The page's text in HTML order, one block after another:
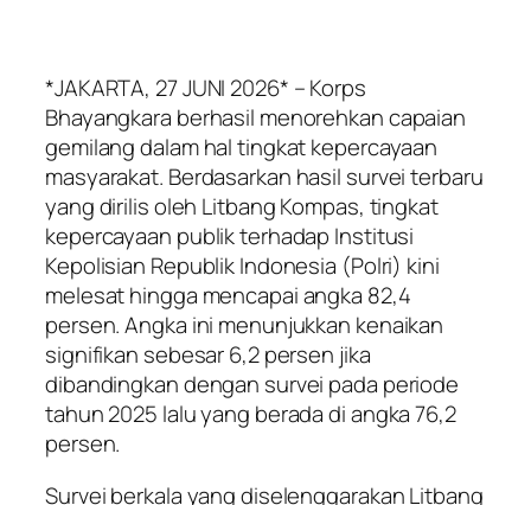
*JAKARTA, 27 JUNI 2026* – Korps
Bhayangkara berhasil menorehkan capaian
gemilang dalam hal tingkat kepercayaan
masyarakat. Berdasarkan hasil survei terbaru
yang dirilis oleh Litbang Kompas, tingkat
kepercayaan publik terhadap Institusi
Kepolisian Republik Indonesia (Polri) kini
melesat hingga mencapai angka 82,4
persen. Angka ini menunjukkan kenaikan
signifikan sebesar 6,2 persen jika
dibandingkan dengan survei pada periode
tahun 2025 lalu yang berada di angka 76,2
persen.
Survei berkala yang diselenggarakan Litbang